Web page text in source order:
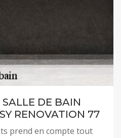
DE BAIN
RENOVATION 77
prend en compte tout